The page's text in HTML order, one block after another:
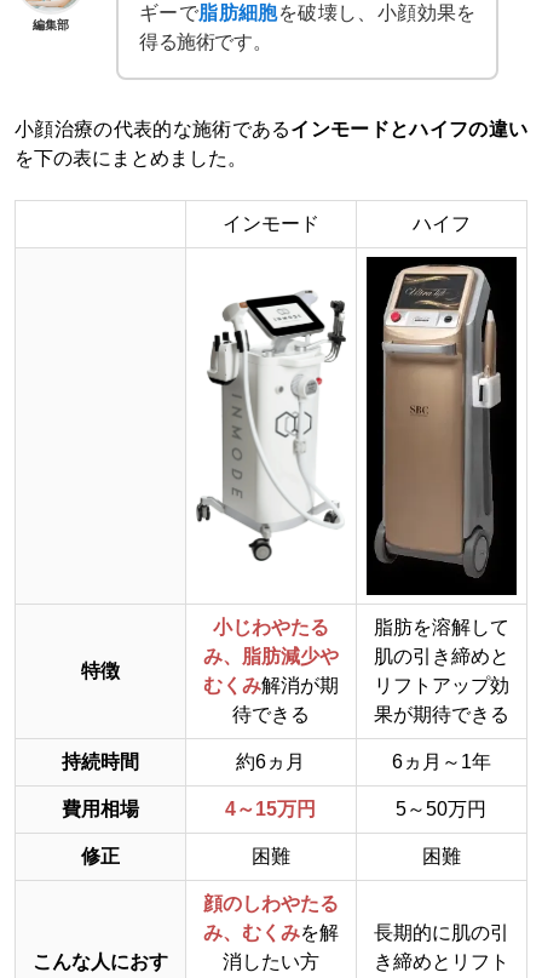
編集部
ギーで脂肪細胞を破壊し、小顔効果を
得る施術です。
小顔治療の代表的な施術であるインモードとハイフの違い
を下の表にまとめました。
インモード ハイフ
特徴
小じわやたる
み、脂肪減少や
むくみ解消が期
待できる
脂肪を溶解して
肌の引き締めと
リフトアップ効
果が期待できる
持続時間 約6ヵ月 6ヵ月～1年
費用相場 4～15万円 5～50万円
修正 困難 困難
こんな人におす
顔のしわやたる
み、むくみを解
消したい方
長期的に肌の引
き締めとリフト